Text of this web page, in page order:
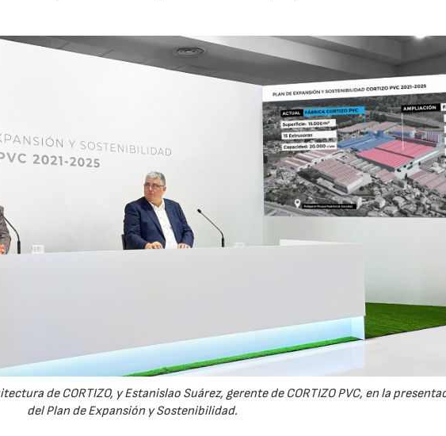
de CORTIZO, y Estanislao Suárez, gerente de CORTIZO PVC, en la
del Plan de Expansión y Sostenibilidad.